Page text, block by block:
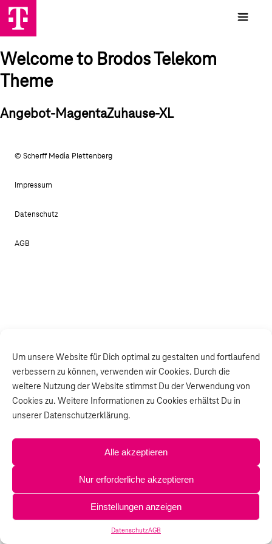
Um unsere Website für Dich optimal zu gestalten und fortlaufend
verbessern zu können, verwenden wir Cookies. Durch die
weitere Nutzung der Website stimmst Du der Verwendung von
Cookies zu. Weitere Informationen zu Cookies erhältst Du in
unserer Datenschutzerklärung.
Alle akzeptieren
Nur erforderliche akzeptieren
Einstellungen anzeigen
DatenschutzAGB
Welcome to Brodos Telekom
Theme
Angebot-MagentaZuhause-XL
© Scherff Media Plettenberg
Impressum
Datenschutz
AGB